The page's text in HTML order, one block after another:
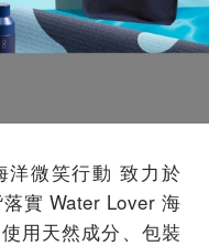
洋微笑行動 致力於
實 Water Lover 海
用天然成分、包裝